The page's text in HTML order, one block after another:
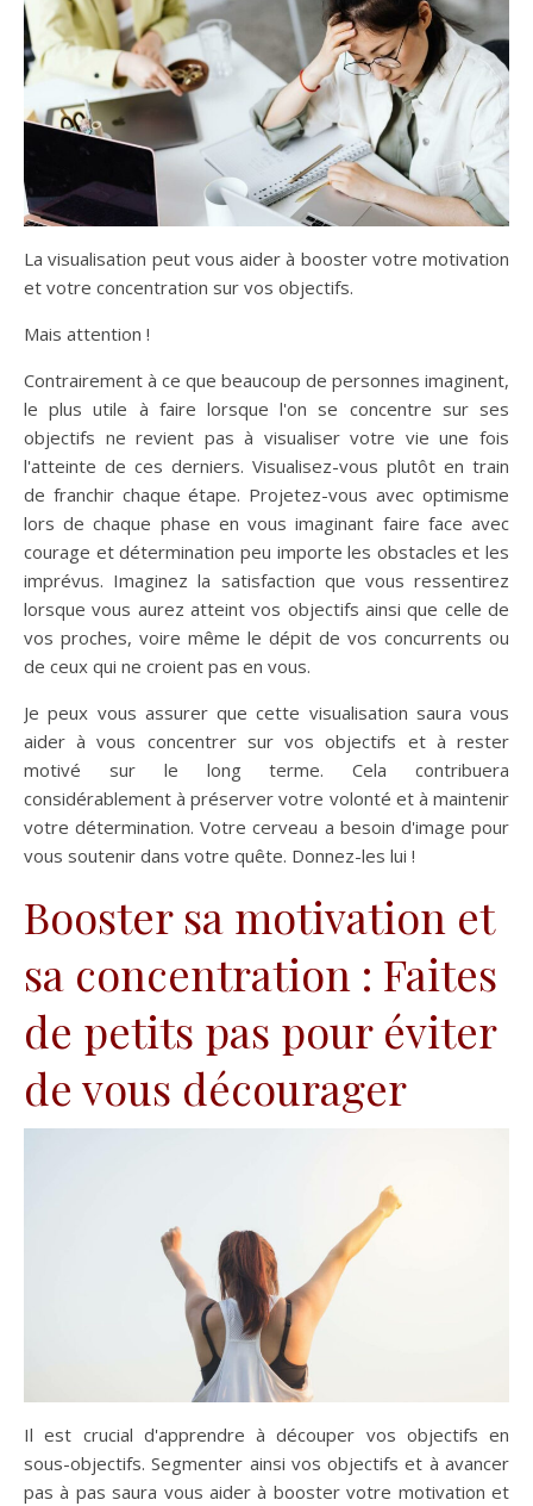
La visualisation peut vous aider à booster votre motivation
et votre concentration sur vos objectifs.
Mais attention !
Contrairement à ce que beaucoup de personnes imaginent,
le plus utile à faire lorsque l'on se concentre sur ses
objectifs ne revient pas à visualiser votre vie une fois
l'atteinte de ces derniers. Visualisez-vous plutôt en train
de franchir chaque étape. Projetez-vous avec optimisme
lors de chaque phase en vous imaginant faire face avec
courage et détermination peu importe les obstacles et les
imprévus. Imaginez la satisfaction que vous ressentirez
lorsque vous aurez atteint vos objectifs ainsi que celle de
vos proches, voire même le dépit de vos concurrents ou
de ceux qui ne croient pas en vous.
Je peux vous assurer que cette visualisation saura vous
aider à vous concentrer sur vos objectifs et à rester
motivé sur le long terme. Cela contribuera
considérablement à préserver votre volonté et à maintenir
votre détermination. Votre cerveau a besoin d'image pour
vous soutenir dans votre quête. Donnez-les lui !
Booster sa motivation et
sa concentration : Faites
de petits pas pour éviter
de vous décourager
Il est crucial d'apprendre à découper vos objectifs en
sous-objectifs. Segmenter ainsi vos objectifs et à avancer
pas à pas saura vous aider à booster votre motivation et